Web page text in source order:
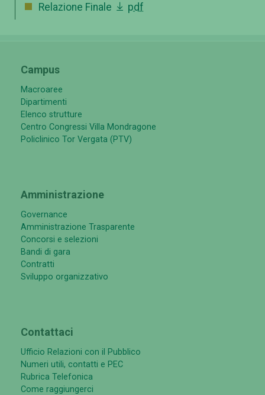
Relazione Finale
pdf
Campus
Macroaree
Dipartimenti
Elenco strutture
Centro Congressi Villa Mondragone
Policlinico Tor Vergata (PTV)
Amministrazione
Governance
Amministrazione Trasparente
Concorsi e selezioni
Bandi di gara
Contratti
Sviluppo organizzativo
Contattaci
Ufficio Relazioni con il Pubblico
Numeri utili, contatti e PEC
Rubrica Telefonica
Come raggiungerci